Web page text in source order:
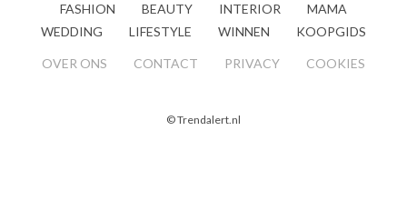
FASHION BEAUTY INTERIOR
MAMA
WEDDING
LIFESTYLE WINNEN KOOPGIDS
OVER ONS CONTACT PRIVACY COOKIES
© Trendalert.nl